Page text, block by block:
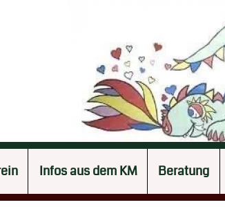
Infos aus dem KM Beratung